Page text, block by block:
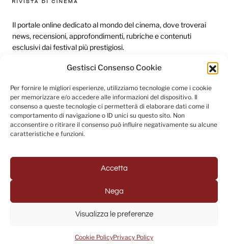
Gestisci Consenso Cookie
Per fornire le migliori esperienze, utilizziamo tecnologie come i cookie
per memorizzare e/o accedere alle informazioni del dispositivo. Il
consenso a queste tecnologie ci permetterà di elaborare dati come il
comportamento di navigazione o ID unici su questo sito. Non
acconsentire o ritirare il consenso può influire negativamente su alcune
caratteristiche e funzioni.
Accetta
Nega
Visualizza le preferenze
Cookie PolicyPrivacy Policy
Il portale online dedicato al mondo del cinema, dove troverai
news, recensioni, approfondimenti, rubriche e contenuti
esclusivi dai festival più prestigiosi.
Redazione
Categorie
Link utili
Seguici sui social
© 2025 Fuori Campo - Testata Giornalistica registrata al
Tribunale di Napoli (Registrazione n. 33 del 31/07/2022)